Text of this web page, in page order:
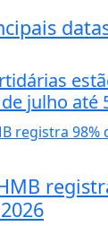
julho até